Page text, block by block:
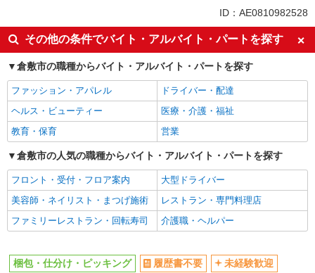
社会保険あり
ID：AE0810982528
その他の条件でバイト・アルバイト・パートを探す
倉敷市の職種からバイト・アルバイト・パートを探す
ファッション・アパレル
ドライバー・配達
ヘルス・ビューティー
医療・介護・福祉
教育・保育
営業
倉敷市の人気の職種からバイト・アルバイト・パートを探す
フロント・受付・フロア案内
大型ドライバー
美容師・ネイリスト・まつげ施術
レストラン・専門料理店
ファミリーレストラン・回転寿司
介護職・ヘルパー
梱包・仕分け・ピッキング 履歴書不要
未経験歓迎